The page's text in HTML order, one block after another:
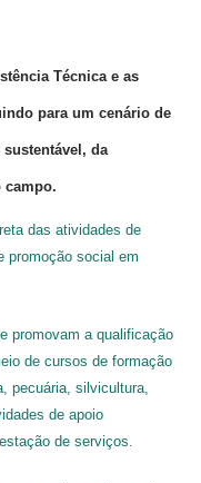
Técnica e as
para um cenário de
da
campo.
das atividades de
promoção social em
promovam a qualificação
de cursos de formação
pecuária, silvicultura,
de apoio
de serviços.